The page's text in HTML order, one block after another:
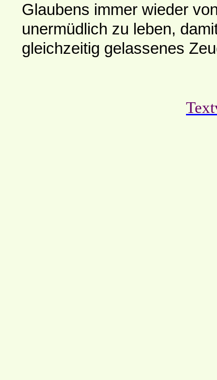
Glaubens immer wieder
unermüdlich zu leben,
gleichzeitig gelassenes